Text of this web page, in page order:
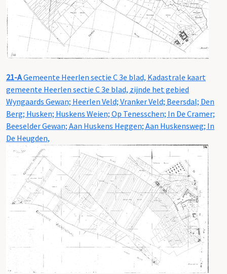
21-AGemeente Heerlen sectie C 3e blad, Kadastrale kaart
gemeente Heerlen sectie C 3e blad, zijnde het gebied
Wyngaards Gewan; Heerlen Veld; Vranker Veld; Beersdal; Den
Berg; Husken; Huskens Weien; Op Tenesschen; In De Cramer;
Beeselder Gewan; Aan Huskens Heggen; Aan Huskensweg; In
De Heugden,